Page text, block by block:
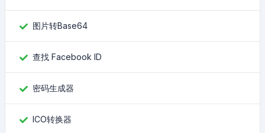
图片转Base64
查找 Facebook ID
密码生成器
ICO转换器